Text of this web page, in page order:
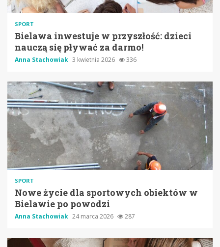
SPORT
Bielawa inwestuje w przyszłość: dzieci
nauczą się pływać za darmo!
Anna Stachowiak 3 kwietnia 2026 336
SPORT
Nowe życie dla sportowych obiektów w
Bielawie po powodzi
Anna Stachowiak 24 marca 2026 287